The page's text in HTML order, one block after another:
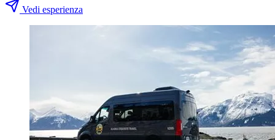
Vedi esperienza